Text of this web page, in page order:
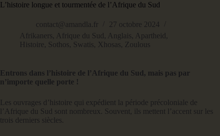
L’histoire longue et tourmentée de l’Afrique du Sud
contact@amandla.fr
27 octobre 2024
Afrikaners, Afrique du Sud, Anglais, Apartheid,
Histoire, Sothos, Swatis, Xhosas, Zoulous
Entrons dans l’histoire de l’Afrique du Sud, mais pas par
n’importe quelle porte !
Les ouvrages d’histoire qui expédient la période précoloniale de
l’Afrique du Sud sont nombreux. Souvent, ils mettent l’accent sur les
trois derniers siècles.